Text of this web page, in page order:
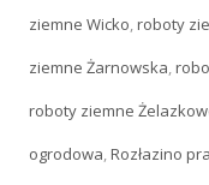
ziemne Wicko,roboty
ziemne Żarnowska,
roboty ziemne
ogrodowa,Rozłazino